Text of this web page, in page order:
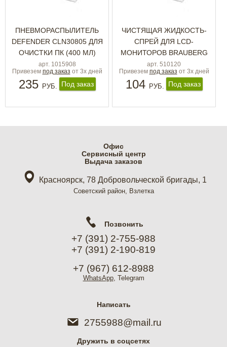
ПНЕВМОРАСПЫЛИТЕЛЬ
DEFENDER CLN30805 ДЛЯ
ОЧИСТКИ ПК (400 МЛ)
арт. 1015908
Привезем под заказ от 3х дней
235 РУБ. Под заказ
ЧИСТЯЩАЯ ЖИДКОСТЬ-
СПРЕЙ ДЛЯ LCD-
МОНИТОРОВ BRAUBERG
арт. 510120
Привезем под заказ от 3х дней
104 РУБ. Под заказ
Офис
Cервисный центр
Выдача заказов
Красноярск, 78 Добровольческой бригады, 1
Советский район, Взлетка
Позвонить
+7 (391) 2-755-988
+7 (391) 2-190-819
+7 (967) 612-8988
WhatsApp, Telegram
Написать
2755988@mail.ru
Дружить в соцсетях